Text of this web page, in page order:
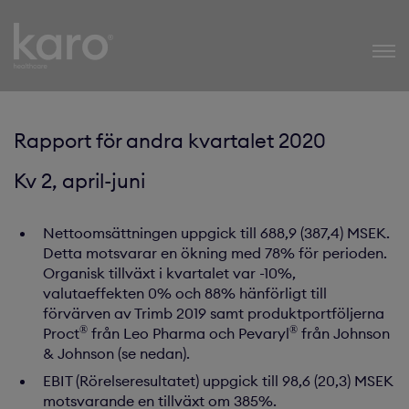
Karo Healthcare
Rapport för andra kvartalet 2020
Kv 2, april-juni
Nettoomsättningen uppgick till 688,9 (387,4) MSEK.
Detta motsvarar en ökning med 78% för perioden.
Organisk tillväxt i kvartalet var -10%,
valutaeffekten 0% och 88% hänförligt till
förvärven av Trimb 2019 samt produktportföljerna
Proct® från Leo Pharma och Pevaryl® från Johnson
& Johnson (se nedan).
EBIT (Rörelseresultatet) uppgick till 98,6 (20,3) MSEK
motsvarande en tillväxt om 385%.